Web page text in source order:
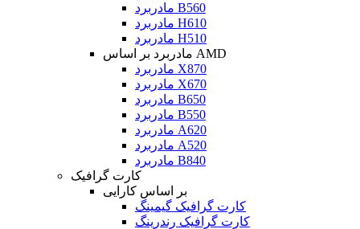
مادربرد B560
مادربرد H610
مادربرد H510
مادربرد بر اساس AMD
مادربرد X870
مادربرد X670
مادربرد B650
مادربرد B550
مادربرد A620
مادربرد A520
مادربرد B840
کارت گرافیک
بر اساس کارایی
کارت گرافیک گیمینگ
کارت گرافیک رندرینگ